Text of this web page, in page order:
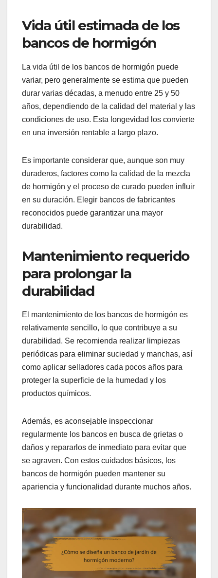
Vida útil estimada de los
bancos de hormigón
La vida útil de los bancos de hormigón puede
variar, pero generalmente se estima que pueden
durar varias décadas, a menudo entre 25 y 50
años, dependiendo de la calidad del material y las
condiciones de uso. Esta longevidad los convierte
en una inversión rentable a largo plazo.
Es importante considerar que, aunque son muy
duraderos, factores como la calidad de la mezcla
de hormigón y el proceso de curado pueden influir
en su duración. Elegir bancos de fabricantes
reconocidos puede garantizar una mayor
durabilidad.
Mantenimiento requerido
para prolongar la
durabilidad
El mantenimiento de los bancos de hormigón es
relativamente sencillo, lo que contribuye a su
durabilidad. Se recomienda realizar limpiezas
periódicas para eliminar suciedad y manchas, así
como aplicar selladores cada pocos años para
proteger la superficie de la humedad y los
productos químicos.
Además, es aconsejable inspeccionar
regularmente los bancos en busca de grietas o
daños y repararlos de inmediato para evitar que
se agraven. Con estos cuidados básicos, los
bancos de hormigón pueden mantener su
apariencia y funcionalidad durante muchos años.